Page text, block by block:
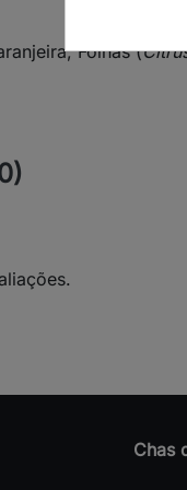
Folhas (
Chas